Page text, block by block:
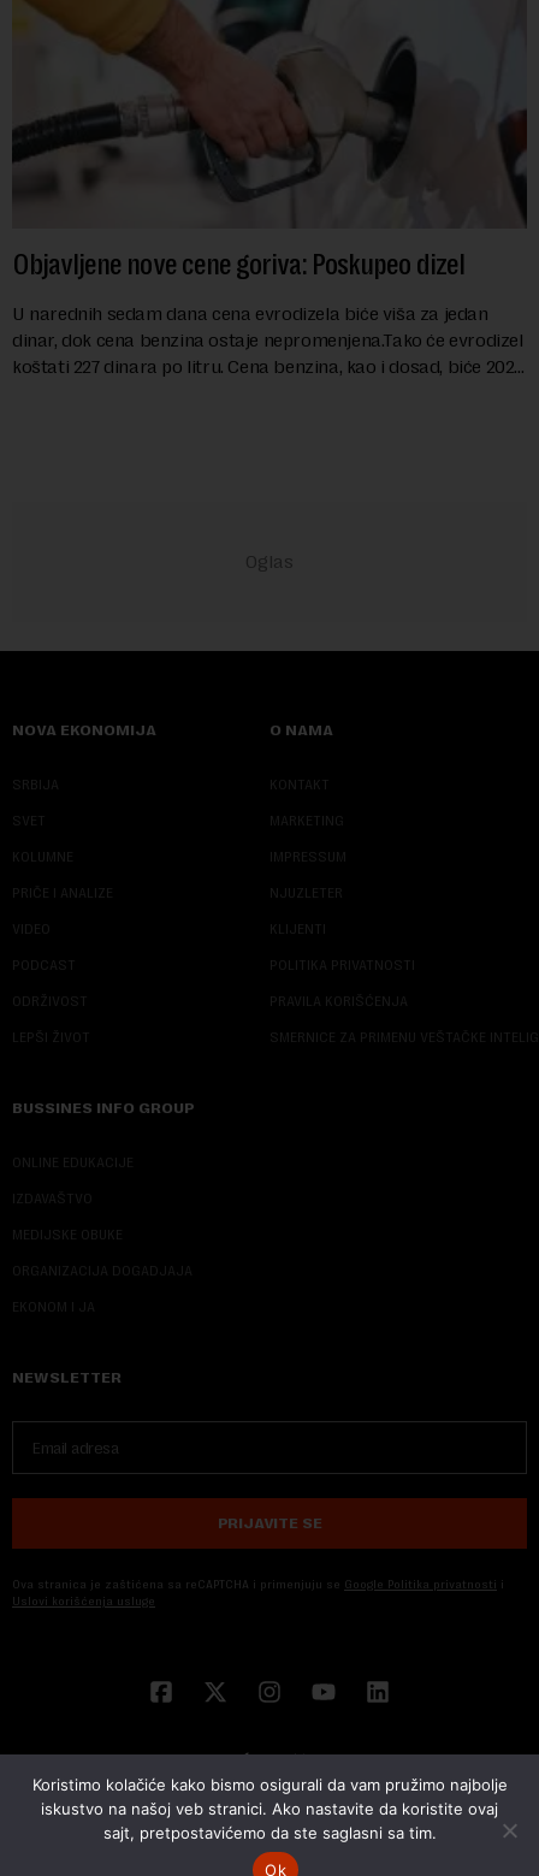
Objavljene nove cene goriva: Poskupeo dizel
U narednih sedam dana cena evrodizela biće viša za jedan
dinar, dok cena benzina ostaje nepromenjena.Tako će evrodizel
koštati 227 dinara po litru. Cena benzina, kao i dosad, biće 202
NOVA EKONOMIJA
SRBIJA
SVET
KOLUMNE
PRIČE I ANALIZE
VIDEO
PODCAST
ODRŽIVOST
LEPŠI ŽIVOT
O NAMA
KONTAKT
MARKETING
IMPRESSUM
NJUZLETER
KLIJENTI
POLITIKA PRIVATNOSTI
PRAVILA KORIŠĆENJA
SMERNICE ZA PRIMENU VEŠTAČKE
BUSSINES INFO GROUP
ONLINE EDUKACIJE
IZDAVAŠTVO
MEDIJSKE OBUKE
ORGANIZACIJA DOGADJAJA
EKONOM I JA
NEWSLETTER
PRIJAVITE SE
Ova stranica je zaštićena sa reCAPTCHA i primenjuju se Google Politika privatnosti i
Uslovi korišćenja usluge
© 2026 NOVA EKONOMIJA | SVA PRAVA ZADŽANA | DEVELOPED BY
Koristimo kolačiće kako bismo osigurali da vam pružimo najbolje
iskustvo na našoj veb stranici. Ako nastavite da koristite ovaj
sajt, pretpostavićemo da ste saglasni sa tim.
Ok